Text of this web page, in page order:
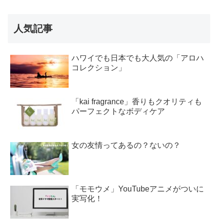
人気記事
ハワイでも日本でも大人気の「アロハ
コレクション」
「kai fragrance」香りもクオリティも
パーフェクトなボディケア
女の友情ってあるの？ないの？
「モモウメ」YouTubeアニメがついに
実写化！